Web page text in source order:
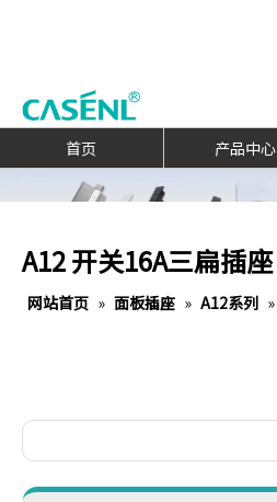
首页 产品中心
A12 开关16A三扁插座
网站首页 » 面板插座 » A12系列 »